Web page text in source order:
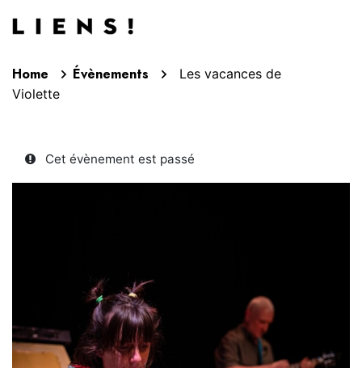
Home Évènements
Les vacances de
Violette
Cet évènement est passé